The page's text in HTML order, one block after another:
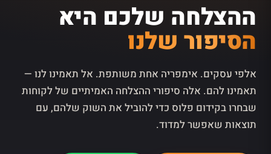
ההצלחה שלכם היא
הסיפור שלנו
אלפי עסקים. אימפריה אחת משותפת. אל תאמינו לנו —
תאמינו להם. אלה סיפורי ההצלחה האמיתיים של לקוחות
שבחרו בקידום פלוס כדי להוביל את השוק שלהם, עם
תוצאות שאפשר למדוד.